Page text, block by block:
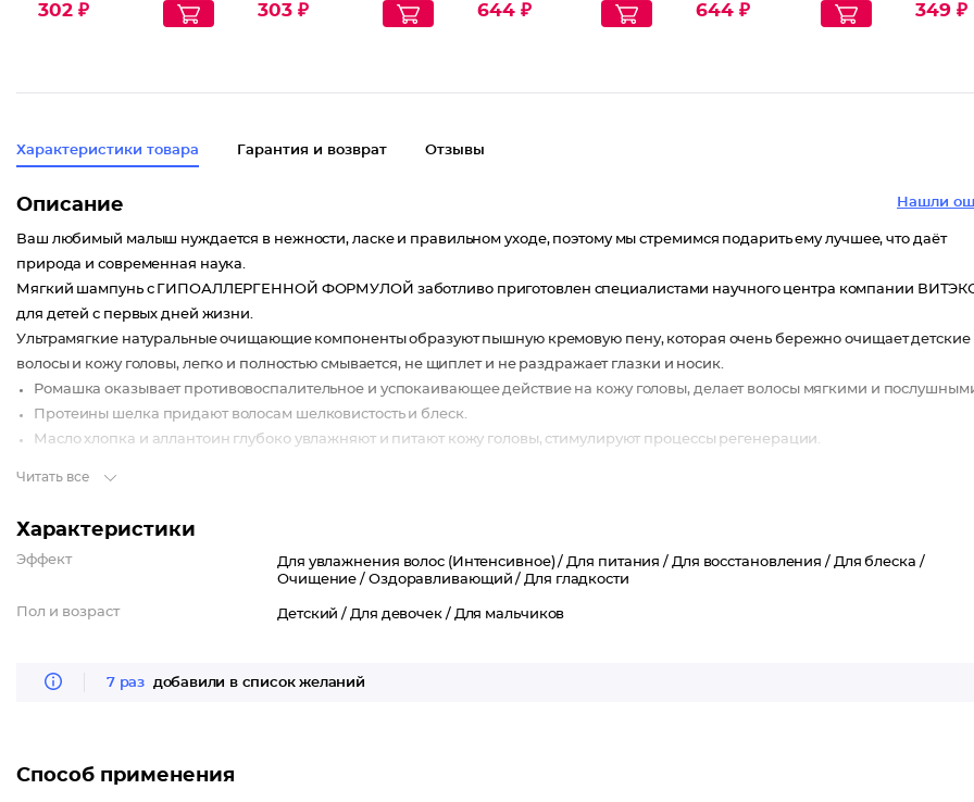
302 ₽
Nettle With
303 ₽
волос Козье молоко,
644 ₽ 644 ₽ 349 ₽
Характеристики товара Гарантия и возврат Отзывы
Нашли
Описание
Ваш любимый малыш нуждается в нежности, ласке и правильном уходе, поэтому мы стремимся подарить ему лучшее, что даёт
природа и современная наука.
Мягкий шампунь с ГИПОАЛЛЕРГЕННОЙ ФОРМУЛОЙ заботливо приготовлен специалистами научного центра компании
для детей с первых дней жизни.
Ультрамягкие натуральные очищающие компоненты образуют пышную кремовую пену, которая очень бережно очищает детские
волосы и кожу головы, легко и полностью смывается, не щиплет и не раздражает глазки и носик.
Ромашка оказывает противовоспалительное и успокаивающее действие на кожу головы, делает волосы мягкими и
Протеины шелка придают волосам шелковистость и блеск.
Масло хлопка и аллантоин глубоко увлажняют и питают кожу головы, стимулируют процессы регенерации.
НЕ СОДЕРЖИТ SLES и SLS, ПАРАБЕНОВ И КРАСИТЕЛЕЙ
Читать все
Характеристики
Эффект Для увлажнения волос (Интенсивное) /Для питания / Для восстановления / Для блеска /
Очищение / Оздоравливающий /Для гладкости
Пол и возраст Детский /Для девочек / Для мальчиков
7 раз добавили в список желаний
Способ применения